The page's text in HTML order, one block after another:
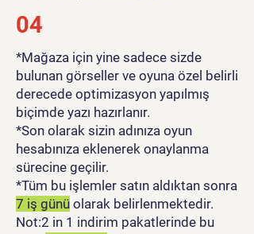
04
*Mağaza için yine sadece sizde
bulunan görseller ve oyuna özel belirli
derecede optimizasyon yapılmış
biçimde yazı hazırlanır.
*Son olarak sizin adınıza oyun
hesabınıza eklenerek onaylanma
sürecine geçilir.
*Tüm bu işlemler satın aldıktan sonra
7 iş günü olarak belirlenmektedir.
Not:2 in 1 indirim pakatlerinde bu